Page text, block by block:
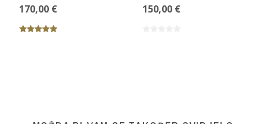
170,00 €
150,00 €